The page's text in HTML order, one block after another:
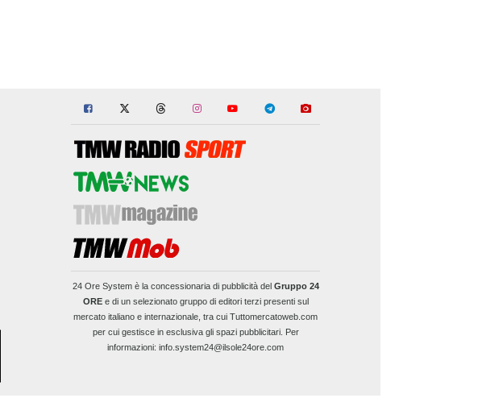
24 Ore Systemè la concessionaria di pubblicità del Gruppo 24
OREe di un selezionato gruppo di editori terzi presenti sul
mercato italiano e internazionale, tra cui Tuttomercatoweb.com
per cui gestisce in esclusiva gli spazi pubblicitari. Per
informazioni: info.system24@ilsole24ore.com